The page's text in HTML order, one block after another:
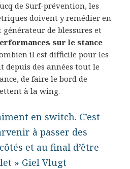
de Surf-prévention, les
doivent y remédier en
générateur de blessures et
sur le stance
il est difficile pour les
des années tout le
de faire le bord de
à la wing.
en switch. C’est
à passer des
et au final d’être
» Giel Vlugt